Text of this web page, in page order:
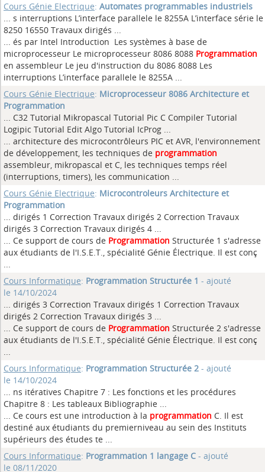
Cours Génie Electrique: Automates programmables industriels
... s interruptions L’interface parallele le 8255A L’interface série le
8250 16550 Travaux dirigés ...
... és par Intel Introduction Les systèmes à base de
microprocesseur Le microprocesseur 8086 8088 Programmation
en assembleur Le jeu d'instruction du 8086 8088 Les
interruptions L’interface parallele le 8255A ...
Cours Génie Electrique: Microprocesseur 8086 Architecture et
Programmation
... C32 Tutorial Mikropascal Tutorial Pic C Compiler Tutorial
Logipic Tutorial Edit Algo Tutorial IcProg ...
... architecture des microcontrôleurs PIC et AVR, l'environnement
de développement, les techniques de programmation
assembleur, mikropascal et C, les techniques temps réel
(interruptions, timers), les communication ...
Cours Génie Electrique: Microcontroleurs Architecture et
Programmation
... dirigés 1 Correction Travaux dirigés 2 Correction Travaux
dirigés 3 Correction Travaux dirigés 4 ...
... Ce support de cours de Programmation Structurée 1 s'adresse
aux étudiants de l'I.S.E.T., spécialité Génie Électrique. Il est conç
...
Cours Informatique: Programmation Structurée 1 - ajouté
le 14/10/2024
... dirigés 3 Correction Travaux dirigés 1 Correction Travaux
dirigés 2 Correction Travaux dirigés 3 ...
... Ce support de cours de Programmation Structurée 2 s'adresse
aux étudiants de l'I.S.E.T., spécialité Génie Électrique. Il est conç
...
Cours Informatique: Programmation Structurée 2 - ajouté
le 14/10/2024
... ns itératives Chapitre 7 : Les fonctions et les procédures
Chapitre 8 : Les tableaux Bibliographie ...
... Ce cours est une introduction à la programmation C. Il est
destiné aux étudiants du premierniveau au sein des Instituts
supérieurs des études te ...
Cours Informatique: Programmation 1 langage C - ajouté
le 08/11/2020